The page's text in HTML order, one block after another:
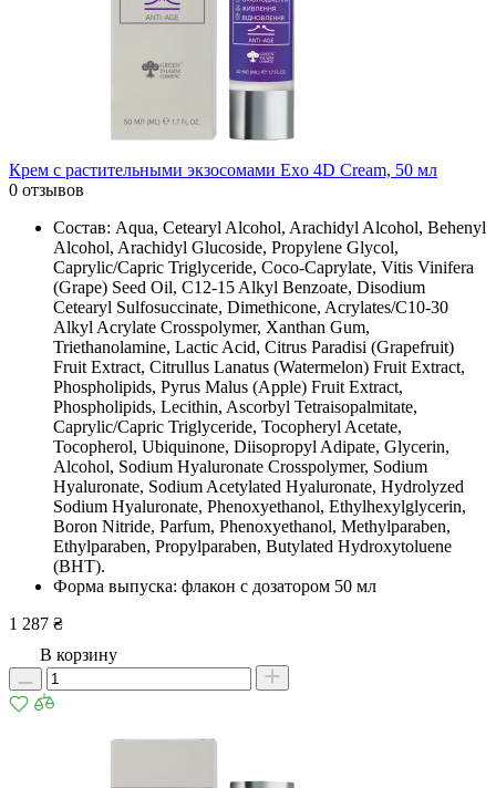
Крем с растительными экзосомами Exo 4D Cream, 50 мл
0 отзывов
Состав: Aqua, Cetearyl Alcohol, Arachidyl Alcohol, Behenyl
Alcohol, Arachidyl Glucoside, Propylene Glycol,
Caprylic/Capric Triglyceride, Coco-Caprylate, Vitis Vinifera
(Grape) Seed Oil, C12-15 Alkyl Benzoate, Disodium
Cetearyl Sulfosuccinate, Dimethicone, Acrylates/C10-30
Alkyl Acrylate Crosspolymer, Xanthan Gum,
Triethanolamine, Lactic Acid, Citrus Paradisi (Grapefruit)
Fruit Extract, Citrullus Lanatus (Watermelon) Fruit Extract,
Phospholipids, Pyrus Malus (Apple) Fruit Extract,
Phospholipids, Lecithin, Ascorbyl Tetraisopalmitate,
Caprylic/Capric Triglyceride, Tocopheryl Acetate,
Tocopherol, Ubiquinone, Diisopropyl Adipate, Glycerin,
Alcohol, Sodium Hyaluronate Crosspolymer, Sodium
Hyaluronate, Sodium Acetylated Hyaluronate, Hydrolyzed
Sodium Hyaluronate, Phenoxyethanol, Ethylhexylglycerin,
Boron Nitride, Parfum, Phenoxyethanol, Methylparaben,
Ethylparaben, Propylparaben, Butylated Hydroxytoluene
(BHT).
Форма выпуска: флакон с дозатором 50 мл
1 287 ₴
В корзину